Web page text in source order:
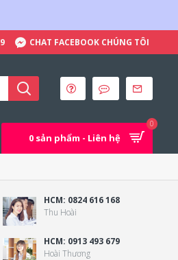
CHAT FACEBOOK CHÚNG TÔI
0 sản phẩm - Liên hệ
0
HCM: 0824 616 168
Thu Hoài
HCM: 0913 493 679
Hoài Thương